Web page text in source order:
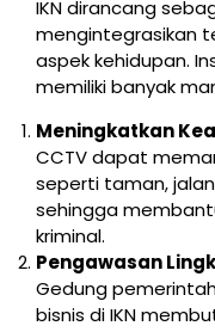
IKN dirancang
mengintegrasikan
aspek kehidupan.
memiliki banyak
Meningkatkan
CCTV dapat
seperti taman,
sehingga
kriminal.
Pengawasan
Gedung
bisnis di IKN